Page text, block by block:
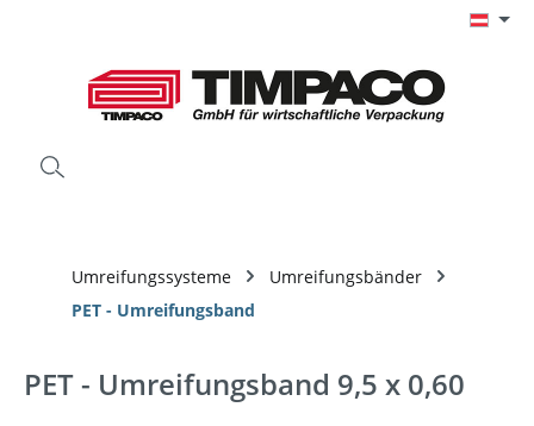
Umreifungssysteme
Umreifungsbänder
PET - Umreifungsband
PET - Umreifungsband 9,5 x 0,60